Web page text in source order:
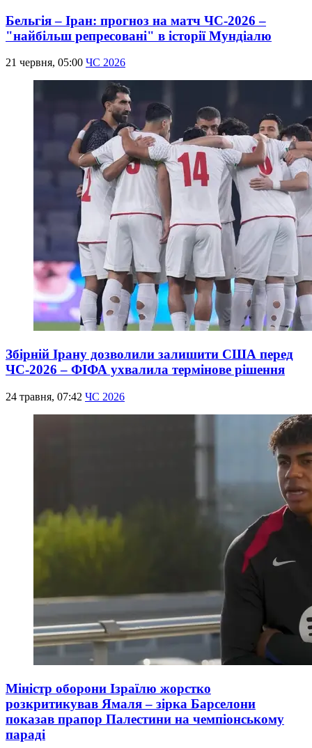
Бельгія – Іран: прогноз на матч ЧС-2026 –
"найбільш репресовані" в історії Мундіалю
21 червня, 05:00 ЧС 2026
Збірній Ірану дозволили залишити США перед
ЧС-2026 – ФІФА ухвалила термінове рішення
24 травня, 07:42 ЧС 2026
Міністр оборони Ізраїлю жорстко
розкритикував Ямаля – зірка Барселони
показав прапор Палестини на чемпіонському
параді